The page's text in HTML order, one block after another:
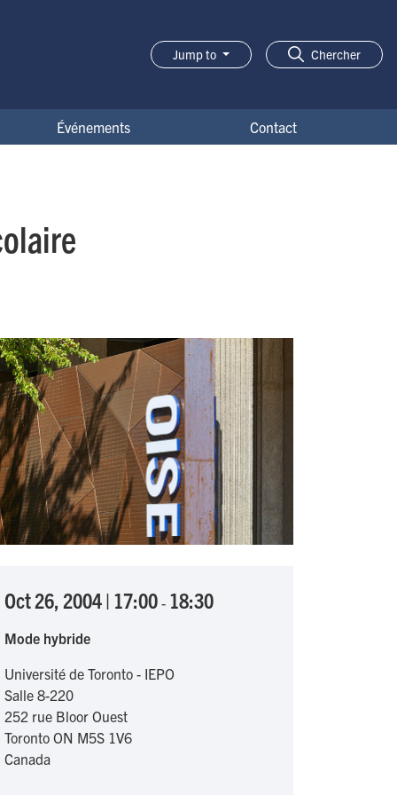
Jump to Chercher
Événements
Contact
Oct 26, 2004| 17:00 - 18:30
Mode hybride
Université de Toronto - IEPO
Salle 8-220
252 rue Bloor Ouest
Toronto ON M5S 1V6
Canada